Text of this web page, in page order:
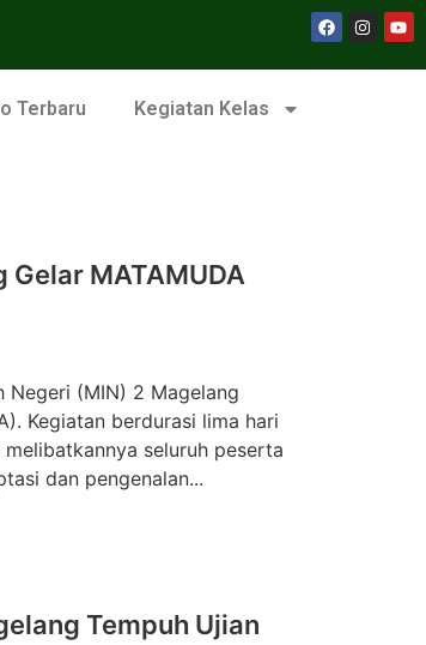
Terbaru Kegiatan Kelas
MATAMUDA
Negeri (MIN) 2 Magelang
Kegiatan berdurasi lima hari
seluruh peserta
dan pengenalan...
Tempuh Ujian